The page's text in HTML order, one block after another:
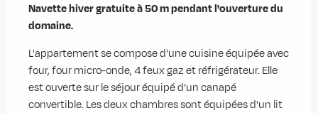
Navette hiver gratuite à 50 m pendant l'ouverture du
domaine.
L'appartement se compose d'une cuisine équipée avec
four, four micro-onde, 4 feux gaz et réfrigérateur. Elle
est ouverte sur le séjour équipé d'un canapé
convertible. Les deux chambres sont équipées d'un lit